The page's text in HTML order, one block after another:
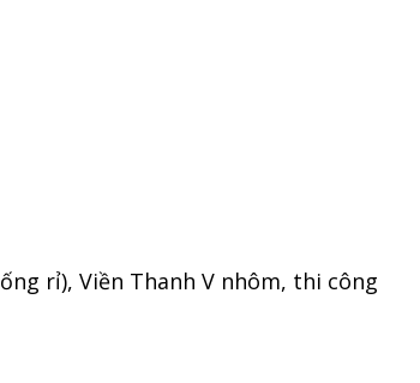
rỉ), Viền Thanh V nhôm, thi công